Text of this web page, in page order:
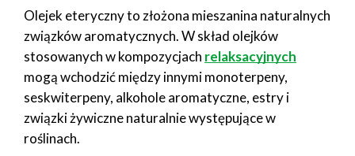
Olejek eteryczny to złożona mieszanina naturalnych
związków aromatycznych. W skład olejków
stosowanych w kompozycjach relaksacyjnych
mogą wchodzić między innymi monoterpeny,
seskwiterpeny, alkohole aromatyczne, estry i
związki żywiczne naturalnie występujące w
roślinach.